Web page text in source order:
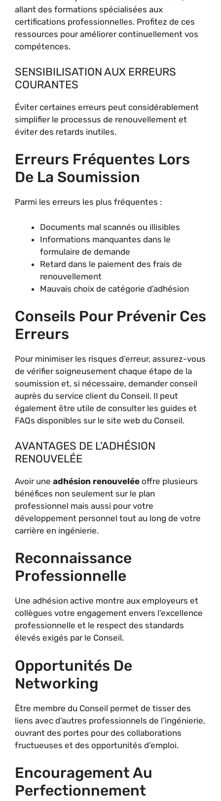
allant des formations spécialisées aux
certifications professionnelles. Profitez de ces
ressources pour améliorer continuellement vos
compétences.
SENSIBILISATION AUX ERREURS
COURANTES
Éviter certaines erreurs peut considérablement
simplifier le processus de renouvellement et
éviter des retards inutiles.
Erreurs Fréquentes Lors
De La Soumission
Parmi les erreurs les plus fréquentes :
Documents mal scannés ou illisibles
Informations manquantes dans le
formulaire de demande
Retard dans le paiement des frais de
renouvellement
Mauvais choix de catégorie d’adhésion
Conseils Pour Prévenir Ces
Erreurs
Pour minimiser les risques d’erreur, assurez-vous
de vérifier soigneusement chaque étape de la
soumission et, si nécessaire, demander conseil
auprès du service client du Conseil. Il peut
également être utile de consulter les guides et
FAQs disponibles sur le site web du Conseil.
AVANTAGES DE L’ADHÉSION
RENOUVELÉE
Avoir une adhésion renouvelée offre plusieurs
bénéfices non seulement sur le plan
professionnel mais aussi pour votre
développement personnel tout au long de votre
carrière en ingénierie.
Reconnaissance
Professionnelle
Une adhésion active montre aux employeurs et
collègues votre engagement envers l’excellence
professionnelle et le respect des standards
élevés exigés par le Conseil.
Opportunités De
Networking
Être membre du Conseil permet de tisser des
liens avec d’autres professionnels de l’ingénierie,
ouvrant des portes pour des collaborations
fructueuses et des opportunités d’emploi.
Encouragement Au
Perfectionnement